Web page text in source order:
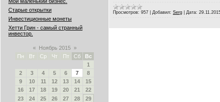
Старые открытки
Инвестиционные монеты
Хетти Грин - самый странный
инвестор.
« Ноябрь 2015 »
Пн
Вт Ср Чт Пт Сб
Вс
1
2
3 4 5 6 7
8
9
10 11 12 13 14
15
16
17 18 19 20 21
22
23
24 25 26 27 28
29
Просмотров: 957 Добавил: Serg Дата: